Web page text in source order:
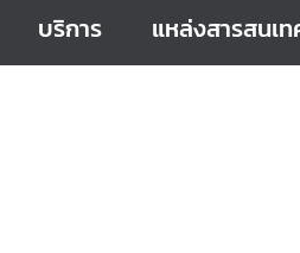
บริการ แหล่งสารสนเ